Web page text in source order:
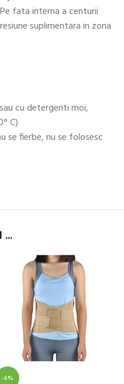
fata interna a centurii
suplimentara in zona
cu detergenti moi,
C)
se fierbe, nu se folosesc
...
-6%